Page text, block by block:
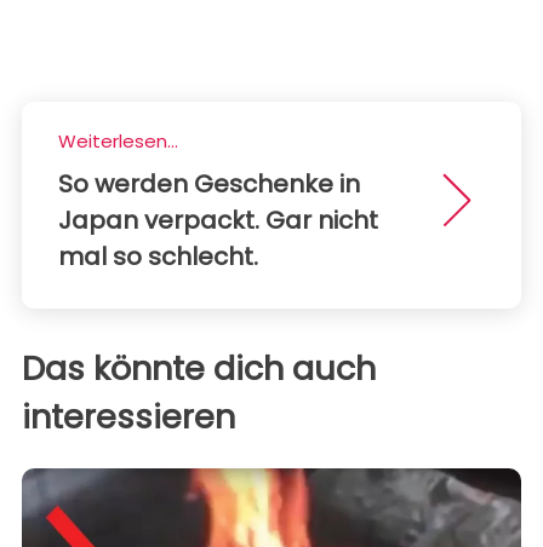
Weiterlesen...
So werden Geschenke in
Japan verpackt. Gar nicht
mal so schlecht.
Das könnte dich auch
interessieren